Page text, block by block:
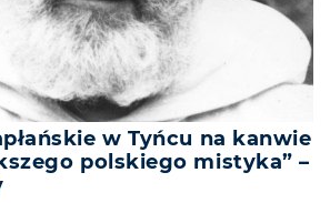
w Tyńcu na kanwie
polskiego mistyka” –